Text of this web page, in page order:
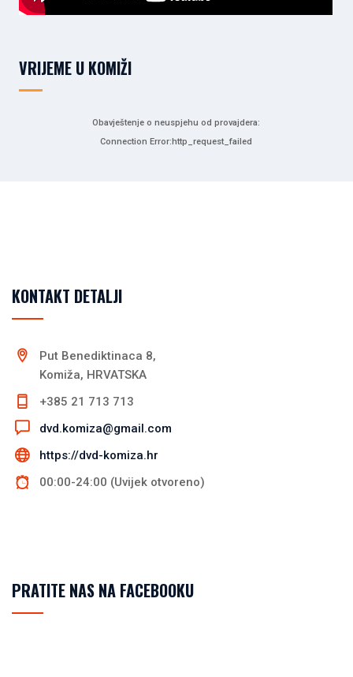
VRIJEME U KOMIŽI
Obavještenje o neuspjehu od provajdera:
Connection Error:http_request_failed
KONTAKT DETALJI
Put Benediktinaca 8,
Komiža, HRVATSKA
+385 21 713 713
dvd.komiza@gmail.com
https://dvd-komiza.hr
00:00-24:00 (Uvijek otvoreno)
PRATITE NAS NA FACEBOOKU